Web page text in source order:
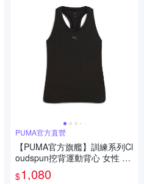
PUMA官方直營
【PUMA官方旗艦】訓練系列Cl
oudspun挖背運動背心 女性 52
773401
$1,080